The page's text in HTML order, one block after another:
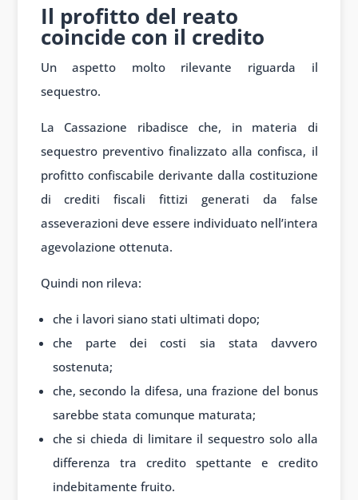
Il profitto del reato
coincide con il credito
Un aspetto molto rilevante riguarda il
sequestro.
La Cassazione ribadisce che, in materia di
sequestro preventivo finalizzato alla confisca, il
profitto confiscabile derivante dalla costituzione
di crediti fiscali fittizi generati da false
asseverazioni deve essere individuato nell’intera
agevolazione ottenuta.
Quindi non rileva:
che i lavori siano stati ultimati dopo;
che parte dei costi sia stata davvero
sostenuta;
che, secondo la difesa, una frazione del bonus
sarebbe stata comunque maturata;
che si chieda di limitare il sequestro solo alla
differenza tra credito spettante e credito
indebitamente fruito.